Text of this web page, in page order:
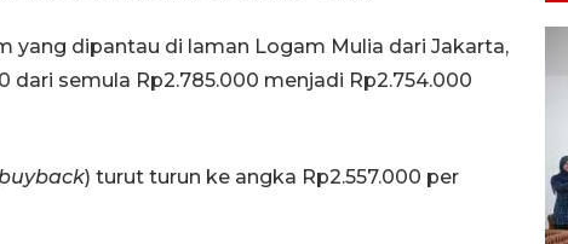
yang dipantau di laman Logam Mulia dari Jakarta,
dari semula Rp2.785.000 menjadi Rp2.754.000
buyback) turut turun ke angka Rp2.557.000 per